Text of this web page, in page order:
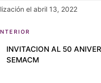
el abril 13, 2022
INVITACION AL 50
SEMACM